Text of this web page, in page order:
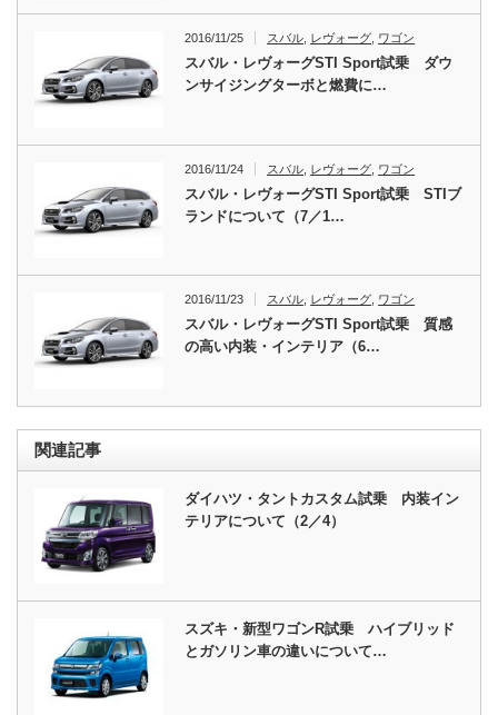
2016/11/25 スバル レヴォーグ ワゴン
スバル・レヴォーグSTI Sport試乗 ダウ
ンサイジングターボと燃費に…
2016/11/24 スバル レヴォーグ ワゴン
スバル・レヴォーグSTI Sport試乗 STIブ
ランドについて（7／1…
2016/11/23 スバル レヴォーグ ワゴン
スバル・レヴォーグSTI Sport試乗 質感
の高い内装・インテリア（6…
関連記事
ダイハツ・タントカスタム試乗 内装イン
テリアについて（2／4）
スズキ・新型ワゴンR試乗 ハイブリッド
とガソリン車の違いについて…